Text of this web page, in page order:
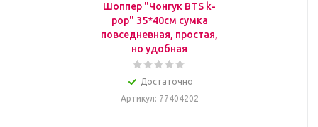
Шоппер "Чонгук BTS k-
pop" 35*40см сумка
повседневная, простая,
но удобная
Достаточно
Артикул: 77404202